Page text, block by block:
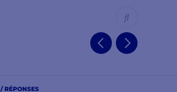
RÉPONSES